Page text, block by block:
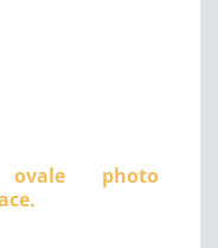
ovale photo